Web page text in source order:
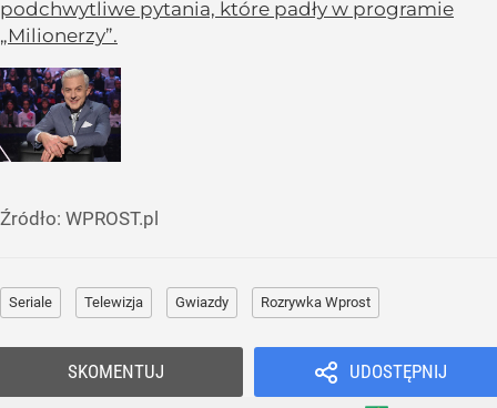
podchwytliwe pytania, które padły w programie
„Milionerzy”.
Źródło: WPROST.pl
Seriale Telewizja Gwiazdy Rozrywka Wprost
UDOSTĘPNIJ
SKOMENTUJ